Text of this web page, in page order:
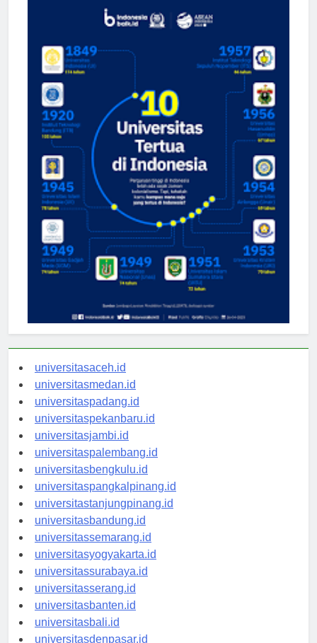
universitasaceh.id
universitasmedan.id
universitaspadang.id
universitaspekanbaru.id
universitasjambi.id
universitaspalembang.id
universitasbengkulu.id
universitaspangkalpinang.id
universitastanjungpinang.id
universitasbandung.id
universitassemarang.id
universitasyogyakarta.id
universitassurabaya.id
universitasserang.id
universitasbanten.id
universitasbali.id